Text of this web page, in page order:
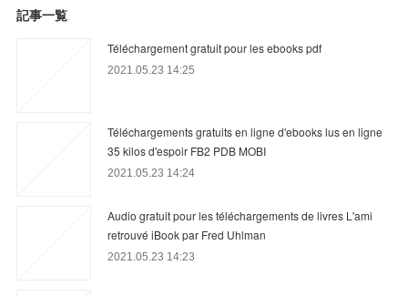
記事一覧
Téléchargement gratuit pour les ebooks pdf
2021.05.23 14:25
Téléchargements gratuits en ligne d'ebooks lus en ligne
35 kilos d'espoir FB2 PDB MOBI
2021.05.23 14:24
Audio gratuit pour les téléchargements de livres L'ami
retrouvé iBook par Fred Uhlman
2021.05.23 14:23